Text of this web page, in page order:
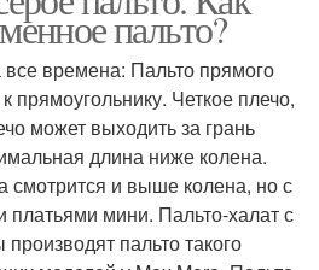
пальто?
времена: Пальто прямого
прямоугольнику. Четкое плечо,
может выходить за грань
длина ниже колена.
смотрится и выше колена, но с
мини. Пальто-халат с
пальто такого